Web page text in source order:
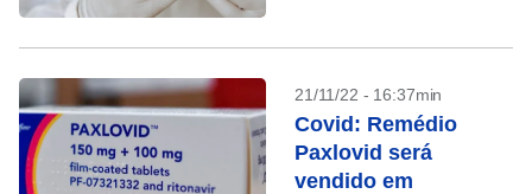
21/11/22 - 16:37min
Covid: Remédio
Paxlovid será
vendido em